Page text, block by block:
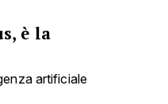
è la
artificiale